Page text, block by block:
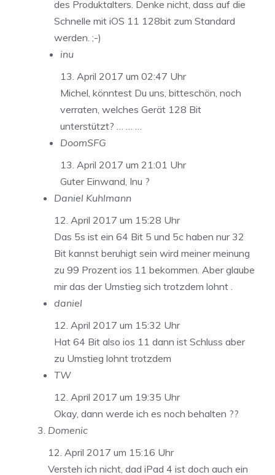
des Produktalters. Denke nicht, dass auf die
Schnelle mit iOS 11 128bit zum Standard
werden. ;-)
inu
13. April 2017 um 02:47 Uhr
Michel, könntest Du uns, bitteschön, noch
verraten, welches Gerät 128 Bit
unterstützt? … … …
DoomSFG
13. April 2017 um 21:01 Uhr
Guter Einwand, Inu ?
Daniel Kuhlmann
12. April 2017 um 15:28 Uhr
Das 5s ist ein 64 Bit 5 und 5c haben nur 32
Bit kannst beruhigt sein wird meiner meinung
zu 99 Prozent ios 11 bekommen. Aber glaube
mir das der Umstieg sich trotzdem lohnt .
daniel
12. April 2017 um 15:32 Uhr
Hat 64 Bit also ios 11 dann ist Schluss aber
zu Umstieg lohnt trotzdem
TW
12. April 2017 um 19:35 Uhr
Okay, dann werde ich es noch behalten ??
Domenic
12. April 2017 um 15:16 Uhr
Versteh ich nicht, dad iPad 4 ist doch auch ein